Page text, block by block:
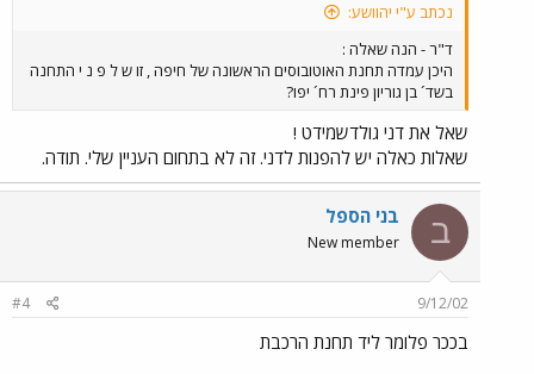
נכתב ע"י יהוושע:
ד"ר - הנה שאלה :
היכן עמדה תחנת האוטובוסים הראשונה של חיפה , זו ש ל פ נ י התחנה
בשד´ בן גוריון פינת רח´ יפו?
שאל את דני גולדשמידט !
שאלות כאלה יש להפנות לדני. זה לא בתחום העניין שלי. תודה.
ב בני הספל
New member
9/12/02
#4
בככר פלומר ליד תחנת הרכבת